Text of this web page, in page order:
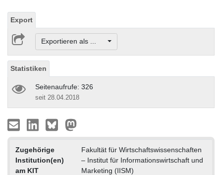
Export
Exportieren als ...
Statistiken
Seitenaufrufe: 326
seit 28.04.2018
Zugehörige
Institution(en)
am KIT
Fakultät für Wirtschaftswissenschaften
– Institut für Informationswirtschaft und
Marketing (IISM)